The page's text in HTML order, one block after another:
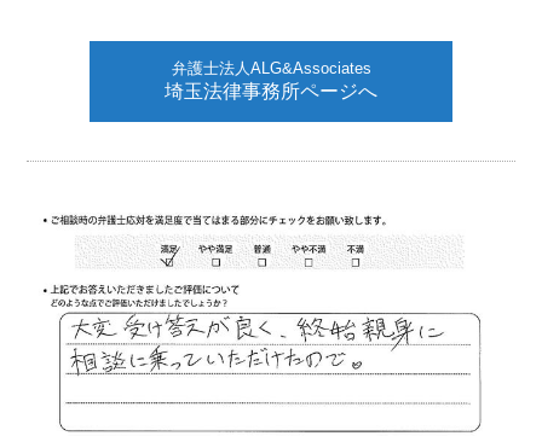
弁護士法人ALG&Associates
埼玉法律事務所ページへ